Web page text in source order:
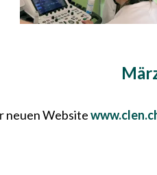
neuen Website